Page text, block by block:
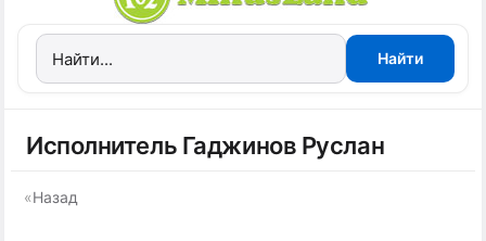
Исполнитель Гаджинов Руслан
«Назад